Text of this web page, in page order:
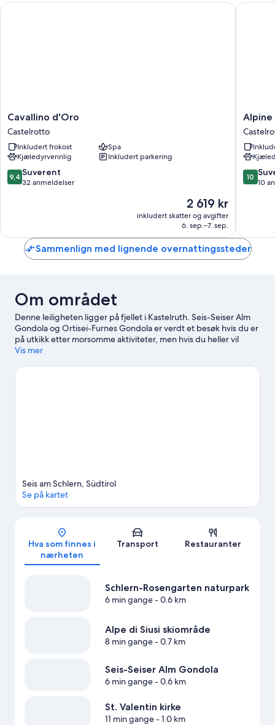
Cavallino
d'Oro
Castelrotto
Cavallino d'Oro
Castelrotto
Inkludert frokost
Spa
Kjæledyrvennlig
Inkludert parkering
9.4
av
9,4 Suverent
32 anmeldelser
Prisen
2 619 kr
2 619 kr
inkludert skatter og avgifter
6. sep.–7. sep.
Cavallino d'Oro
Alpine
Villa
Gabriela
Alpine
10.0
av
10
10
Alpine
Sammenlign med lignende overnattingssteder
Om området
Denne leiligheten ligger på fjellet i Kastelruth. Seis-Seiser Alm
Gondola og Ortisei-Furnes Gondola er verdt et besøk hvis du er
på utkikk etter morsomme aktiviteter, men hvis du heller vil
oppleve vakre naturomgivelser, kan du dra til Dolomittene og
Luis Trenker kultursenter. Du kan også se om det skjer noe
Vis mer
Kart
Seis am Schlern, Südtirol
Se på kartet
Hva som finnes i
nærheten
Transport Restauranter
Schlern-Rosengarten naturpark
6 min gange- 0.6 km
Alpe di Siusi skiområde
8 min gange- 0.7 km
Seis-Seiser Alm Gondola
6 min gange- 0.6 km
St. Valentin kirke
11 min gange- 1.0 km